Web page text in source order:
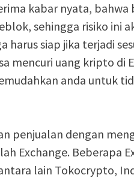
kabar nyata, bahwa
sehingga risiko ini
harus siap jika terjadi
mencuri uang kripto di
anda untuk
penjualan dengan
Exchange. Beberapa
lain Tokocrypto,